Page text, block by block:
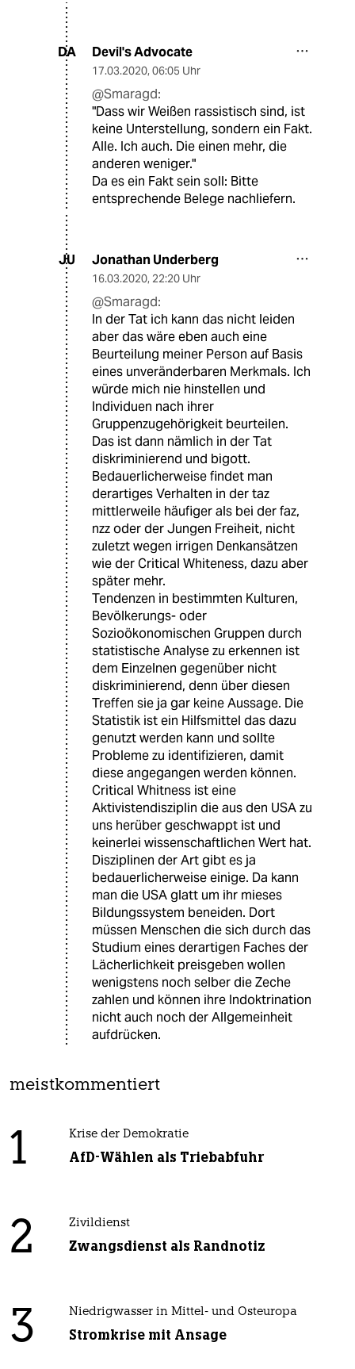
DA Devil's Advocate
17.03.2020, 06:05 Uhr
@Smaragd:
"Dass wir Weißen rassistisch sind, ist
keine Unterstellung, sondern ein Fakt.
Alle. Ich auch. Die einen mehr, die
anderen weniger."
Da es ein Fakt sein soll: Bitte
entsprechende Belege nachliefern.
JU Jonathan Underberg
16.03.2020, 22:20 Uhr
@Smaragd:
In der Tat ich kann das nicht leiden
aber das wäre eben auch eine
Beurteilung meiner Person auf Basis
eines unveränderbaren Merkmals. Ich
würde mich nie hinstellen und
Individuen nach ihrer
Gruppenzugehörigkeit beurteilen.
Das ist dann nämlich in der Tat
diskriminierend und bigott.
Bedauerlicherweise findet man
derartiges Verhalten in der taz
mittlerweile häufiger als bei der faz,
nzz oder der Jungen Freiheit, nicht
zuletzt wegen irrigen Denkansätzen
wie der Critical Whiteness, dazu aber
später mehr.
Tendenzen in bestimmten Kulturen,
Bevölkerungs- oder
Sozioökonomischen Gruppen durch
statistische Analyse zu erkennen ist
dem Einzelnen gegenüber nicht
diskriminierend, denn über diesen
Treffen sie ja gar keine Aussage. Die
Statistik ist ein Hilfsmittel das dazu
genutzt werden kann und sollte
Probleme zu identifizieren, damit
diese angegangen werden können.
Critical Whitness ist eine
Aktivistendisziplin die aus den USA zu
uns herüber geschwappt ist und
keinerlei wissenschaftlichen Wert hat.
Disziplinen der Art gibt es ja
bedauerlicherweise einige. Da kann
man die USA glatt um ihr mieses
Bildungssystem beneiden. Dort
müssen Menschen die sich durch das
Studium eines derartigen Faches der
Lächerlichkeit preisgeben wollen
wenigstens noch selber die Zeche
zahlen und können ihre Indoktrination
nicht auch noch der Allgemeinheit
aufdrücken.
meistkommentiert
1 Krise der Demokratie
AfD-Wählen als Triebabfuhr
2 Zivildienst
Zwangsdienst als Randnotiz
3 Niedrigwasser in Mittel- und Osteuropa
Stromkrise mit Ansage